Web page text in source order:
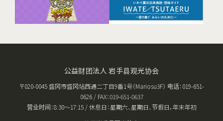
公益财团法人 岩手县观光协会
〒020-0045 盛冈市盛冈站西通二丁目9番1号（Mariosu3F） 电话：019-651-
0626 / FAX：019-651-0637
营业时间：8:30〜17:15 / 休息日：星期六、星期日、节假日，年末年初